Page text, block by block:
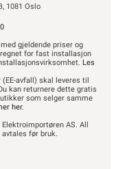
1081 Oslo
gjeldende priser og
for fast installasjon
Les
avfall) skal leveres til
kan returnere dette gratis
som selger samme
her.
AS. All
før bruk.